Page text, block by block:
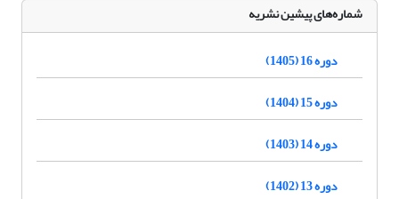
شماره‌های پیشین نشریه
دوره 16 (1405)
دوره 15 (1404)
دوره 14 (1403)
دوره 13 (1402)